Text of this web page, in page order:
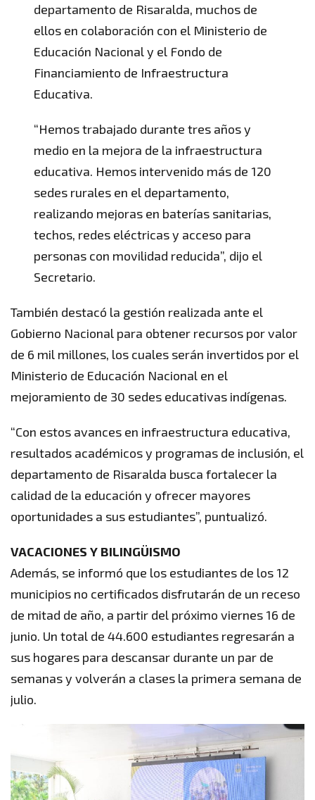
departamento de Risaralda, muchos de
ellos en colaboración con el Ministerio de
Educación Nacional y el Fondo de
Financiamiento de Infraestructura
Educativa.
“Hemos trabajado durante tres años y
medio en la mejora de la infraestructura
educativa. Hemos intervenido más de 120
sedes rurales en el departamento,
realizando mejoras en baterías sanitarias,
techos, redes eléctricas y acceso para
personas con movilidad reducida”, dijo el
Secretario.
También destacó la gestión realizada ante el
Gobierno Nacional para obtener recursos por valor
de 6 mil millones, los cuales serán invertidos por el
Ministerio de Educación Nacional en el
mejoramiento de 30 sedes educativas indígenas.
“Con estos avances en infraestructura educativa,
resultados académicos y programas de inclusión, el
departamento de Risaralda busca fortalecer la
calidad de la educación y ofrecer mayores
oportunidades a sus estudiantes”, puntualizó.
VACACIONES Y BILINGÜISMO
Además, se informó que los estudiantes de los 12
municipios no certificados disfrutarán de un receso
de mitad de año, a partir del próximo viernes 16 de
junio. Un total de 44.600 estudiantes regresarán a
sus hogares para descansar durante un par de
semanas y volverán a clases la primera semana de
julio.